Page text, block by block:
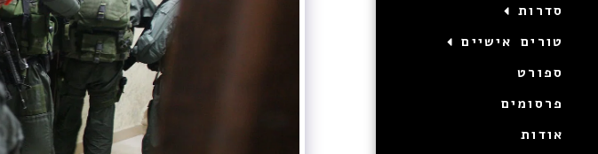
סדרות
טורים אישיים
ספורט
פרסומים
אודות